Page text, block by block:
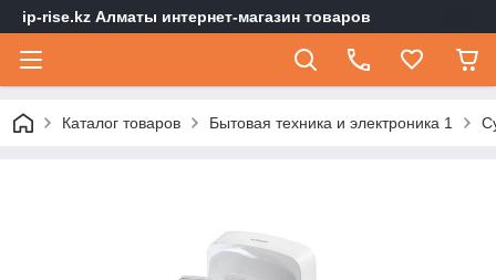
ip-rise.kz Алматы интернет-магазин товаров
Каталог товаров Бытовая техника и электроника 1